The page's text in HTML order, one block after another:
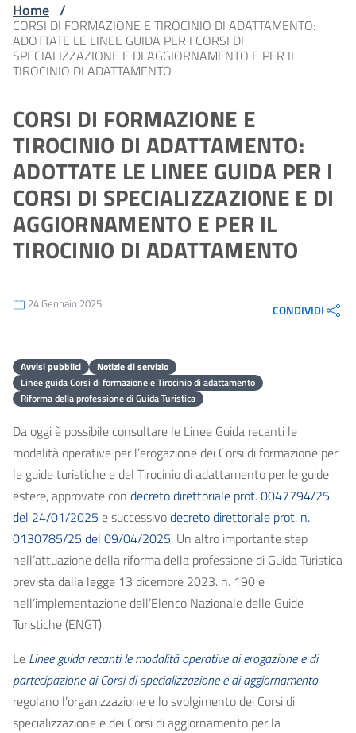
Home /
CORSI DI FORMAZIONE E TIROCINIO DI ADATTAMENTO:
ADOTTATE LE LINEE GUIDA PER I CORSI DI
SPECIALIZZAZIONE E DI AGGIORNAMENTO E PER IL
TIROCINIO DI ADATTAMENTO
CORSI DI FORMAZIONE E
TIROCINIO DI ADATTAMENTO:
ADOTTATE LE LINEE GUIDA PER I
CORSI DI SPECIALIZZAZIONE E DI
AGGIORNAMENTO E PER IL
TIROCINIO DI ADATTAMENTO
24 Gennaio 2025 CONDIVIDI
Avvisi pubblici
Notizie di servizio
Linee guida Corsi di formazione e Tirocinio di adattamento
Riforma della professione di Guida Turistica
Da oggi è possibile consultare le Linee Guida recanti le
modalità operative per l’erogazione dei Corsi di formazione per
le guide turistiche e del Tirocinio di adattamento per le guide
estere, approvate con decreto direttoriale prot. 0047794/25
del 24/01/2025 e successivodecreto direttoriale prot. n.
0130785/25 del 09/04/2025. Un altro importante step
nell’attuazione della riforma della professione di Guida Turistica
prevista dalla legge 13 dicembre 2023. n. 190 e
nell’implementazione dell’Elenco Nazionale delle Guide
Turistiche (ENGT).
Le Linee guida recanti le modalità operative di erogazione e di
partecipazione ai Corsi di specializzazione e di aggiornamento
regolano l’organizzazione e lo svolgimento dei Corsi di
specializzazione e dei Corsi di aggiornamento per la